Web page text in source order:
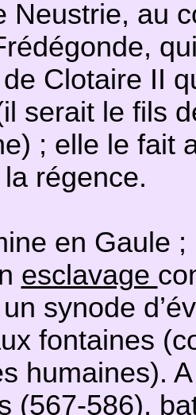
Neustrie, au
Clotaire II
serait le fils
; elle le fait
régence.
en Gaule
esclavage
synode
fontaines
humaines).
(567-586),